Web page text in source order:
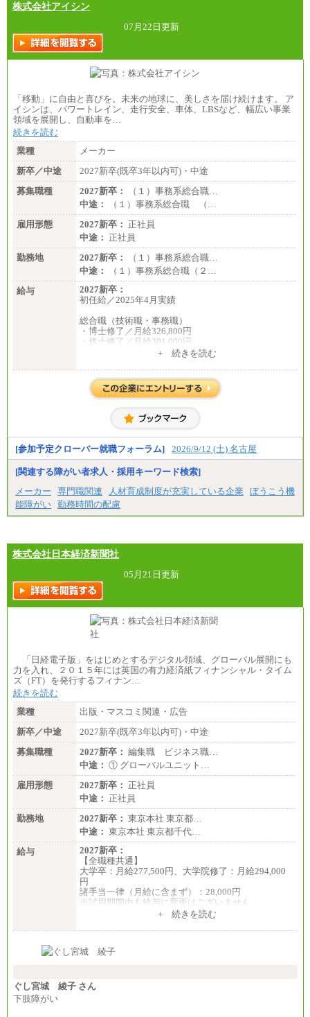
株式会社アイシン
07月22日更新
「移動」に自由と喜びを。未来の地球に、美しさを届け続けます。 ア
イシンは、パワートレイン、走行安全、車体、LBSなど、幅広い事業
領域を展開し、自動車を…
続きを読む
業種
メーカー
新卒／中途
2027新卒(既卒3年以内可)・中途
募集職種
2027新卒：
（１）事務系総合職…
中途：
（１）事務系総合職 （…
雇用形態
2027新卒： 正社員
中途： 正社員
勤務地
2027新卒：
（１）事務系総合職…
中途：
（１）事務系総合職（２…
給与
2027新卒：
初任給／2025年4月実績
総合職（技術職・事務職）
・博士修了／月給326,800円
・修士修了／月給301,000円
・大学卒／月給282,000円
・高専卒（本科）／月給256,000円
一般事務職
・高専卒（専攻科）／月給206,400円
・高専卒（本科）月給197,800円
・短大卒／月給197,800円
・専門卒（2年）／月給197,800円
※試用期間中も給与に変更はございません。
中途：
（１）（２）
月給：270,000円～
想定年収：490万円～1,100万円
・1,090万円/38歳・月給59万円 *残業代・家族手当
対象外
（３）
月給：190,000円～
想定年収：340万円～610万円
年収例：
・460万円/28歳・月給26万円
・520万円/32歳・月給29万円
（４）
月給：201,000円～
想定年収：360万円～680万円
年収例：
年収例は賞与含む、残業代・家族手当含まず
※キャリアや能力等を考慮の上、当社規定により確
定します
※残業手当：別途支給
※固定給に固定残業代含まず
※試用期間中も給与に変更なし
+ 続きを読む
[参加予定クローバー就職フォーラム] 2026/9/12 (土) 名古屋
[関連する障がい者求人・採用キーワード検索]
メーカー
専門職関連 人材育成制度が充実している企業
ぼうこう機
能障がい 勤務時間の配慮
株式会社日本経済新聞社
05月21日更新
「日経電子版」をはじめとするデジタル領域、グローバル展開にも
力を入れ、２０１５年には英国の有力経済紙フィナンシャル・タイム
ズ（FT）を発行するフィナン…
続きを読む
業種
出版・マスコミ関連・広告
新卒／中途
2027新卒(既卒3年以内可)・中途
募集職種
2027新卒： 編集職 ビジネス職…
中途： ① グローバルユニット…
雇用形態
2027新卒： 正社員
中途： 正社員
勤務地
2027新卒： 東京本社 東京都…
中途： 東京本社 東京都千代…
給与
2027新卒：
【全職種共通】
大学卒：月給277,500円、大学院修了：月給294,000
円
諸手当一律（月給に含まず）：28,000円
※試用期間中も給与に変更はございません
月給370,000円～
ます。
の各種手当を含む金額です）
+ 続きを読む
ぐし宮城 綾子 さん
下肢障がい